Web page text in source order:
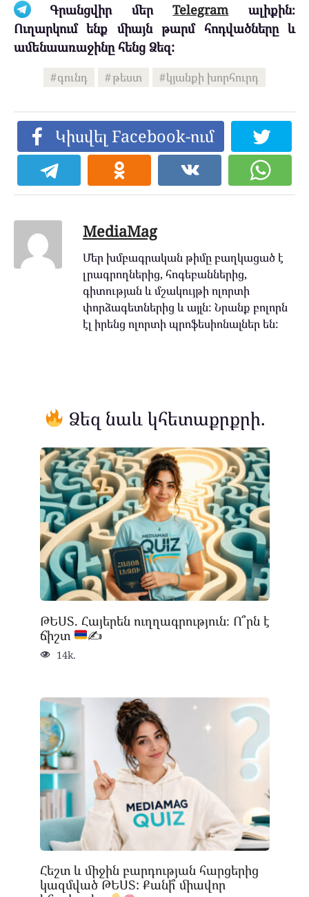
Գրանցվիր մերTelegramալիքին։
Ուղարկում ենք միայն թարմ հոդվածները և
ամենաառաջինը հենց Ձեզ:
գունդ թեստ կյանքի խորհուրդ
Կիսվել Facebook-ում
MediaMag
Մեր խմբագրական թիմը բաղկացած է
լրագրողներից, հոգեբաններից,
գիտության և մշակույթի ոլորտի
փորձագետներից և այլն: Նրանք բոլորն
էլ իրենց ոլորտի պրոֆեսիոնալներ են:
Ձեզ նաև կհետաքրքրի.
ԹԵՍՏ. Հայերեն ուղղագրություն։ Ո՞րն է
ճիշտ
✍
14k.
Հեշտ և միջին բարդության հարցերից
կազմված ԹԵՍՏ: Քանի՞ միավոր